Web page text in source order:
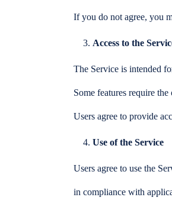
If you do not agree, you
Access to the
The Service is intended
Some features require
Users agree to provide
Use of the Service
Users agree to use the
in compliance with